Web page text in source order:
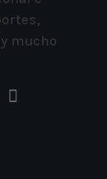
mucho